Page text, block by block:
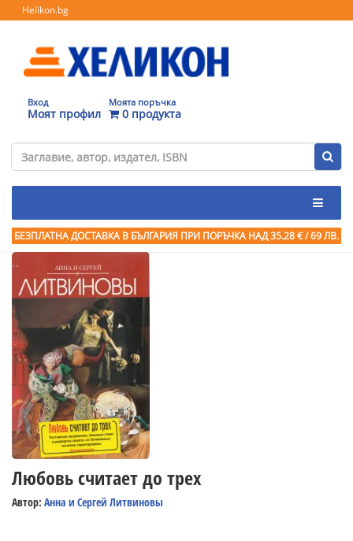
Helikon.bg
Вход
Моят профил
Моята поръчка
0 продукта
БЕЗПЛАТНА ДОСТАВКА В БЪЛГАРИЯ ПРИ ПОРЪЧКА НАД 35.28 € / 69 ЛВ.
Любовь считает до трех
Автор: Анна и Сергей Литвиновы